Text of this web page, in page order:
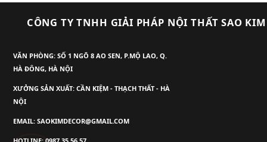
CÔNG TY TNHH GIẢI PHÁP NỘI THẤT SAO KIM
VĂN PHÒNG: SỐ 1 NGÕ 8 AO SEN, P.MỘ LAO, Q.
HÀ ĐÔNG, HÀ NỘI
XƯỞNG SẢN XUẤT: CẦN KIỆM - THẠCH THẤT - HÀ
NỘI
EMAIL: SAOKIMDECOR@GMAIL.COM